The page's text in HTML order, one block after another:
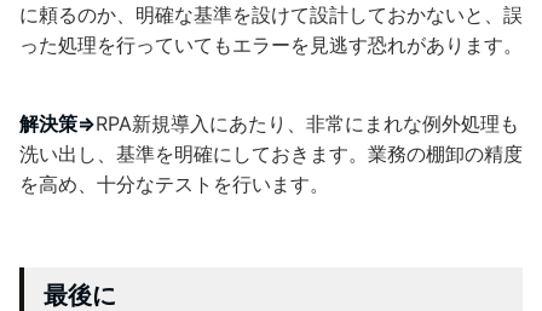
に頼るのか、明確な基準を設けて設計しておかないと、誤
った処理を行っていてもエラーを見逃す恐れがあります。
解決策⇒RPA新規導入にあたり、非常にまれな例外処理も
洗い出し、基準を明確にしておきます。業務の棚卸の精度
を高め、十分なテストを行います。
最後に